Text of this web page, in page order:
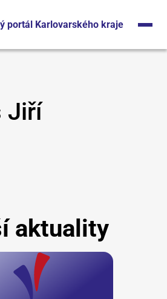
portál Karlovarského kraje
Jiří
aktuality